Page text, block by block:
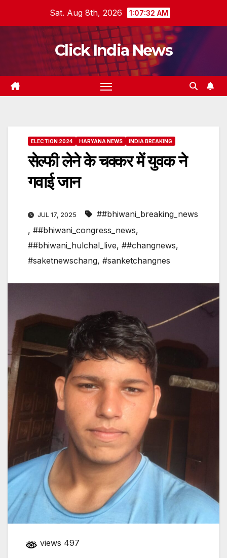
Sat. Aug 8th, 2026 1:07:33 AM
Click India News
ELECTION 2024 HARYANA NEWS INDIA BREAKING
सेल्फी लेने के चक्कर में युवक ने
गवाई जान
JUL 17, 2025
##bhiwani_breaking_news
, ##bhiwani_congress_news,
##bhiwani_hulchal_live, ##changnews,
#saketnewschang, #sanketchangnes
views 497